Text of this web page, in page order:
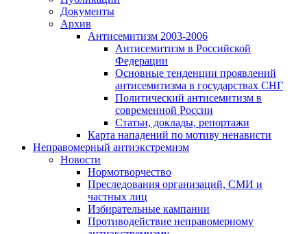
Документы
Архив
Антисемитизм 2003-2006
Антисемитизм в Российской
Федерации
Основные тенденции проявлений
антисемитизма в государствах СНГ
Политический антисемитизм в
современной России
Статьи, доклады, репортажи
Карта нападений по мотиву ненависти
Неправомерный антиэкстремизм
Новости
Нормотворчество
Преследования организаций, СМИ и
частных лиц
Избирательные кампании
Противодействие неправомерному